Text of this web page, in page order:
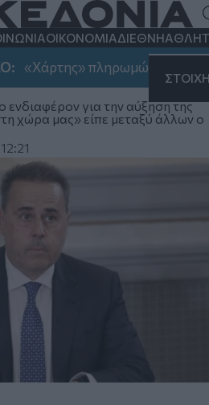
ΟΙΚΟΝΟΜΙΑΔΙΕΘΝΗ
«Χάρτης» πληρωμών από e-
Αθήνα σήμερα η
η
είσοδο στο «Block 10»
ενδιαφέρον για την αύξηση της
χώρα μας» είπε μεταξύ άλλων ο